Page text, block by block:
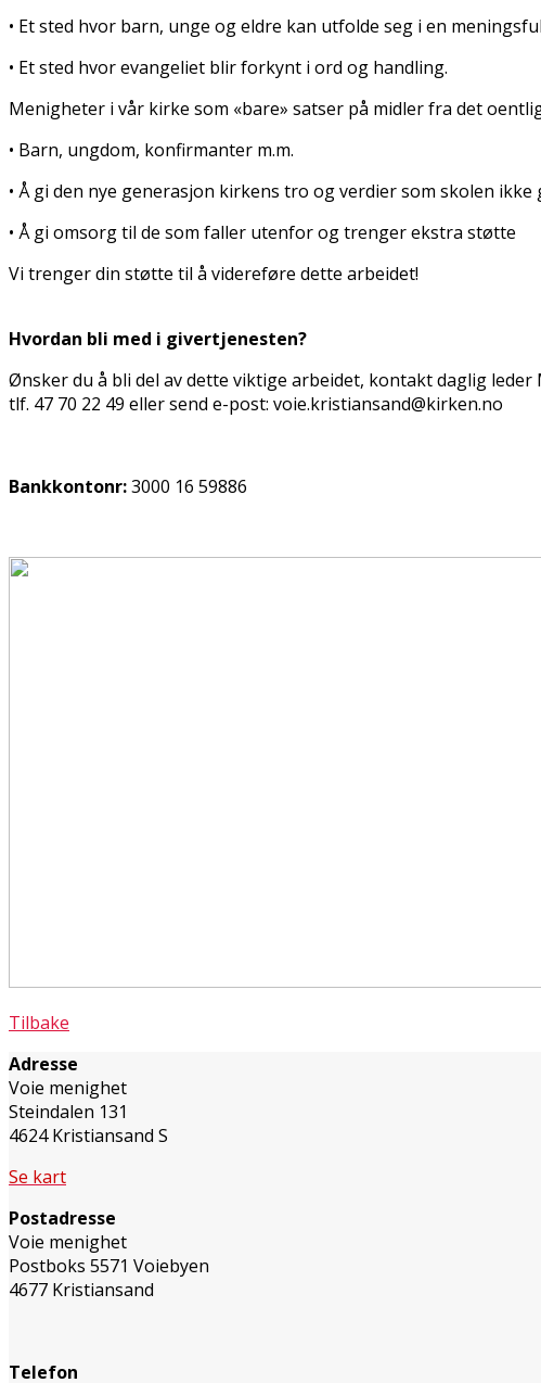
• Et sted hvor barn, unge og eldre kan utfolde seg i en
• Et sted hvor evangeliet blir forkynt i ord og handling.
Menigheter i vår kirke som «bare» satser på midler fra det
• Barn, ungdom, konfirmanter m.m.
• Å gi den nye generasjon kirkens tro og verdier som skolen ikke
• Å gi omsorg til de som faller utenfor og trenger ekstra støtte
Vi trenger din støtte til å videreføre dette arbeidet!
Hvordan bli med i givertjenesten?
Ønsker du å bli del av dette viktige arbeidet, kontakt daglig leder
tlf. 47 70 22 49 eller send e-post: voie.kristiansand@kirken.no
Bankkontonr:3000 16 59886
Tilbake
Adresse
Voie menighet
Steindalen 131
4624 Kristiansand S
Se kart
Postadresse
Voie menighet
Postboks 5571 Voiebyen
4677 Kristiansand
Telefon